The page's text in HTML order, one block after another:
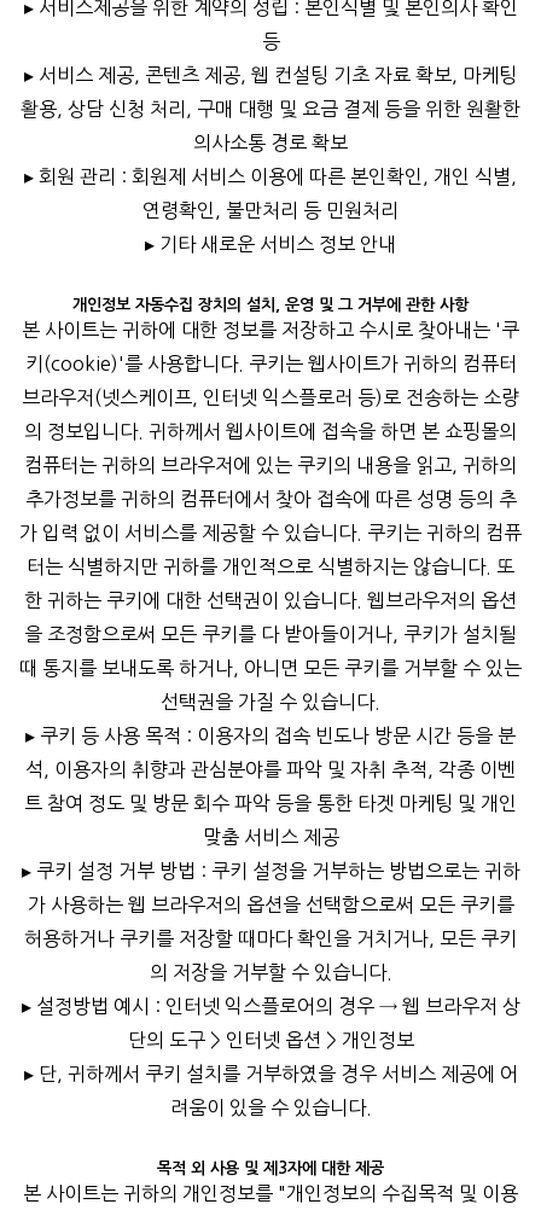
▸ 서비스제공을 위한 계약의 성립 : 본인식별 및 본인의사 확인
등
▸ 서비스 제공, 콘텐츠 제공, 웹 컨설팅 기초 자료 확보, 마케팅
활용, 상담 신청 처리, 구매 대행 및 요금 결제 등을 위한 원활한
의사소통 경로 확보
▸ 회원 관리 : 회원제 서비스 이용에 따른 본인확인, 개인 식별,
연령확인, 불만처리 등 민원처리
▸ 기타 새로운 서비스 정보 안내
개인정보 자동수집 장치의 설치, 운영 및 그 거부에 관한 사항
본 사이트는 귀하에 대한 정보를 저장하고 수시로 찾아내는 '쿠
키(cookie)'를 사용합니다. 쿠키는 웹사이트가 귀하의 컴퓨터
브라우저(넷스케이프, 인터넷 익스플로러 등)로 전송하는 소량
의 정보입니다. 귀하께서 웹사이트에 접속을 하면 본 쇼핑몰의
컴퓨터는 귀하의 브라우저에 있는 쿠키의 내용을 읽고, 귀하의
추가정보를 귀하의 컴퓨터에서 찾아 접속에 따른 성명 등의 추
가 입력 없이 서비스를 제공할 수 있습니다. 쿠키는 귀하의 컴퓨
터는 식별하지만 귀하를 개인적으로 식별하지는 않습니다. 또
한 귀하는 쿠키에 대한 선택권이 있습니다. 웹브라우저의 옵션
을 조정함으로써 모든 쿠키를 다 받아들이거나, 쿠키가 설치될
때 통지를 보내도록 하거나, 아니면 모든 쿠키를 거부할 수 있는
선택권을 가질 수 있습니다.
▸ 쿠키 등 사용 목적 : 이용자의 접속 빈도나 방문 시간 등을 분
석, 이용자의 취향과 관심분야를 파악 및 자취 추적, 각종 이벤
트 참여 정도 및 방문 회수 파악 등을 통한 타겟 마케팅 및 개인
맞춤 서비스 제공
▸ 쿠키 설정 거부 방법 : 쿠키 설정을 거부하는 방법으로는 귀하
가 사용하는 웹 브라우저의 옵션을 선택함으로써 모든 쿠키를
허용하거나 쿠키를 저장할 때마다 확인을 거치거나, 모든 쿠키
의 저장을 거부할 수 있습니다.
▸ 설정방법 예시 : 인터넷 익스플로어의 경우 → 웹 브라우저 상
단의 도구 > 인터넷 옵션 > 개인정보
▸ 단, 귀하께서 쿠키 설치를 거부하였을 경우 서비스 제공에 어
려움이 있을 수 있습니다.
목적 외 사용 및 제3자에 대한 제공
본 사이트는 귀하의 개인정보를 "개인정보의 수집목적 및 이용